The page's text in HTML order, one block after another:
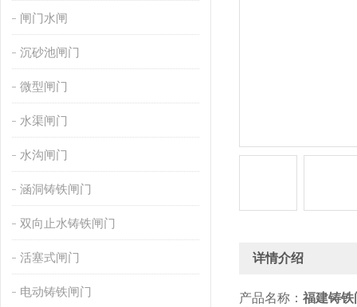
闸门水闸
沉砂池闸门
微型闸门
水渠闸门
水沟闸门
涵洞铸铁闸门
双向止水铸铁闸门
活塞式闸门
电动铸铁闸门
详情介绍
产品名称： 福建铸铁